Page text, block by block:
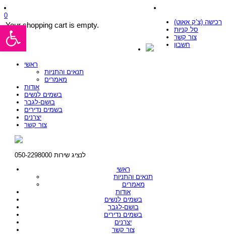
רכישה (צ’ק אאוט)
סל קניות
צור קשר
חשבון
0
Your shopping cart is empty.
ראשי
תנאים והתניות
מאמרים
אודות
בשמים לנשים
בושם-לגבר
בשמים נדירים
יצרנים
צור קשר
לנציג שירות 050-2298000
ראשי
תנאים והתניות
מאמרים
אודות
בשמים לנשים
בושם-לגבר
בשמים נדירים
יצרנים
צור קשר
פתח סרגל נגישות